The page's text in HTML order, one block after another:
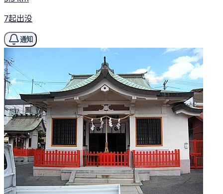
7起出没
通知